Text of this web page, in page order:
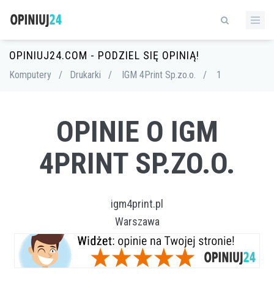
OPINIUJ24.COM - PODZIEL SIĘ OPINIĄ!
Komputery / Drukarki / IGM 4Print Sp.zo.o. / 1
OPINIE O IGM
4PRINT SP.ZO.O.
igm4print.pl
Warszawa